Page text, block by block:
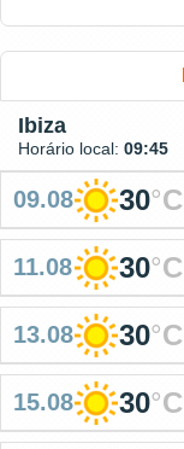
Ibiza
Horário local: 09:45
09.08 30°C
11.08 30°C
13.08 30°C
15.08 30°C